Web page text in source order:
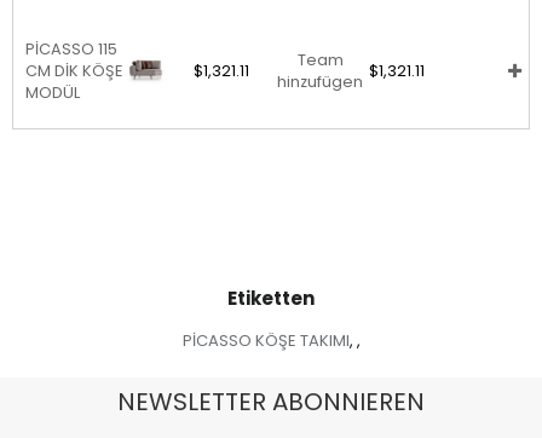
PİCASSO 115
CM DİK KÖŞE
MODÜL
$1,321.11
Team
hinzufügen
$1,321.11
Etiketten
PİCASSO KÖŞE TAKIMI, ,
NEWSLETTER ABONNIEREN